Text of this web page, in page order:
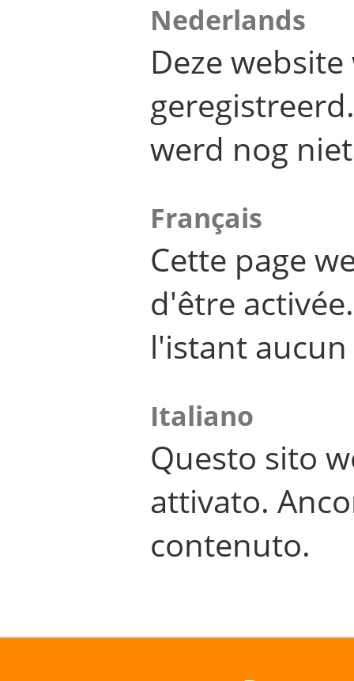
Nederlands
Deze
werd nog
Français
Cette page
d'être
l'istant
Italiano
Questo sito
attivato.
contenuto.